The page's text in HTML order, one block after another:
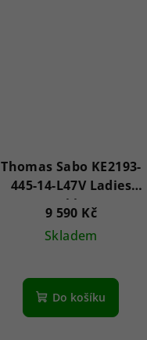
Thomas Sabo KE2193-
445-14-L47V Ladies
necklace
9 590 Kč
Skladem
Do košíku